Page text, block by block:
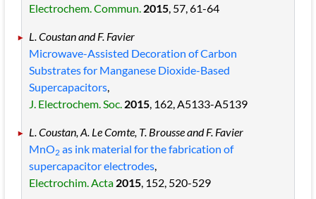
Electrochem. Commun.2015, 57, 61-64
L. Coustan and F. Favier
Microwave-Assisted Decoration of Carbon
Substrates for Manganese Dioxide-Based
Supercapacitors,
J. Electrochem. Soc.2015, 162, A5133-A5139
L. Coustan, A. Le Comte, T. Brousse and F. Favier
MnO2as ink material for the fabrication of
supercapacitor electrodes,
Electrochim. Acta2015, 152, 520-529